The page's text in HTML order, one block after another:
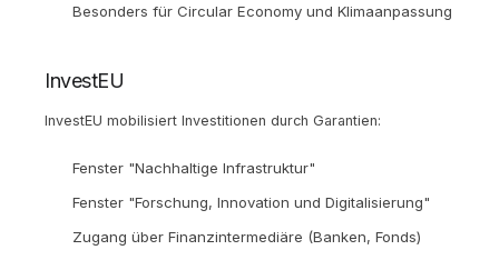
Besonders für Circular Economy und Klimaanpassung
InvestEU
InvestEU mobilisiert Investitionen durch Garantien:
Fenster "Nachhaltige Infrastruktur"
Fenster "Forschung, Innovation und Digitalisierung"
Zugang über Finanzintermediäre (Banken, Fonds)